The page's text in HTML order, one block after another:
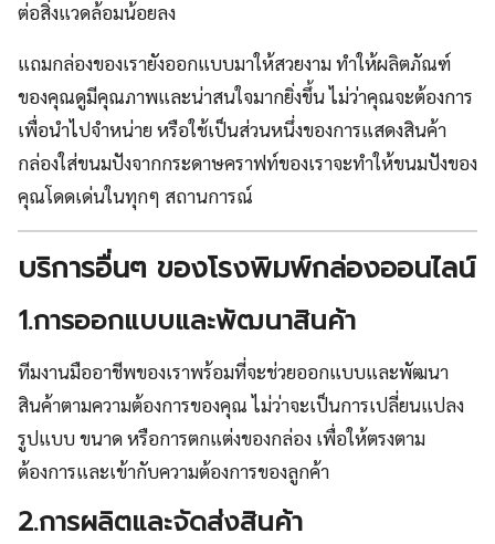
ต่อสิ่งแวดล้อมน้อยลง
แถมกล่องของเรายังออกแบบมาให้สวยงาม ทำให้ผลิตภัณฑ์
ของคุณดูมีคุณภาพและน่าสนใจมากยิ่งขึ้น ไม่ว่าคุณจะต้องการ
เพื่อนำไปจำหน่าย หรือใช้เป็นส่วนหนึ่งของการแสดงสินค้า
กล่องใส่ขนมปังจากกระดาษคราฟท์ของเราจะทำให้ขนมปังของ
คุณโดดเด่นในทุกๆ สถานการณ์
บริการอื่นๆ ของโรงพิมพ์กล่องออนไลน์
1.การออกแบบและพัฒนาสินค้า
ทีมงานมืออาชีพของเราพร้อมที่จะช่วยออกแบบและพัฒนา
สินค้าตามความต้องการของคุณ ไม่ว่าจะเป็นการเปลี่ยนแปลง
รูปแบบ ขนาด หรือการตกแต่งของกล่อง เพื่อให้ตรงตาม
ต้องการและเข้ากับความต้องการของลูกค้า
2.การผลิตและจัดส่งสินค้า